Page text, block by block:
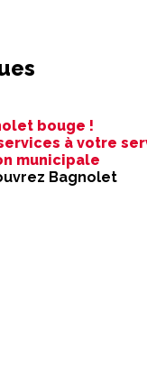
bouge !
à votre
municipale
Bagnolet